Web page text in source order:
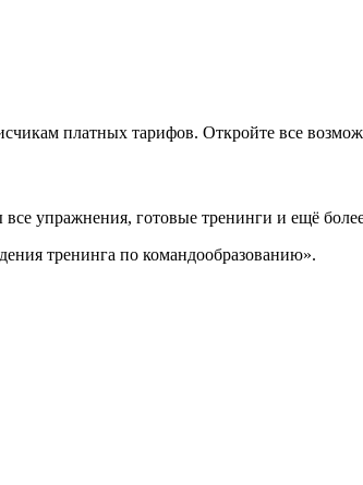
платных тарифов. Откройте все
упражнения, готовые тренинги и ещё
тренинга по командообразованию».